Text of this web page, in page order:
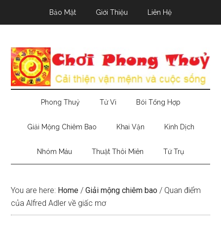
Bảo Mật Giới Thiệu Liên Hệ
Phong Thuỷ Tử Vi Bói Tổng Hợp
Giải Mộng Chiêm Bao Khai Vận Kinh Dịch
Nhóm Máu Thuật Thôi Miên Tứ Trụ
You are here: Home / Giải mộng chiêm bao / Quan điểm
của Alfred Adler về giấc mơ